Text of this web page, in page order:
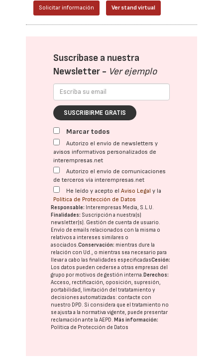
Solicitar información Ver stand virtual
Suscríbase a nuestra
Newsletter - Ver ejemplo
SUSCRIBIRME GRATIS
Marcar todos
Autorizo el envío de newsletters y
avisos informativos personalizados de
interempresas.net
Autorizo el envío de comunicaciones
de terceros vía interempresas.net
He leído y acepto elAviso Legal y la
Política de Protección de Datos
Responsable: Interempresas Media, S.L.U.
Finalidades: Suscripción a nuestra(s)
newsletter(s). Gestión de cuenta de usuario.
Envío de emails relacionados con la misma o
relativos a intereses similares o
asociados.Conservación: mientras dure la
relación con Ud., o mientras sea necesario para
llevar a cabo las finalidades especificadasCesión:
Los datos pueden cederse a otras empresas del
grupo por motivos de gestión interna.Derechos:
Acceso, rectificación, oposición, supresión,
portabilidad, limitación del tratatamiento y
decisiones automatizadas: contacte con
nuestro DPD. Si considera que el tratamiento no
se ajusta a la normativa vigente, puede presentar
reclamación ante laAEPD.Más información:
Política de Protección de Datos